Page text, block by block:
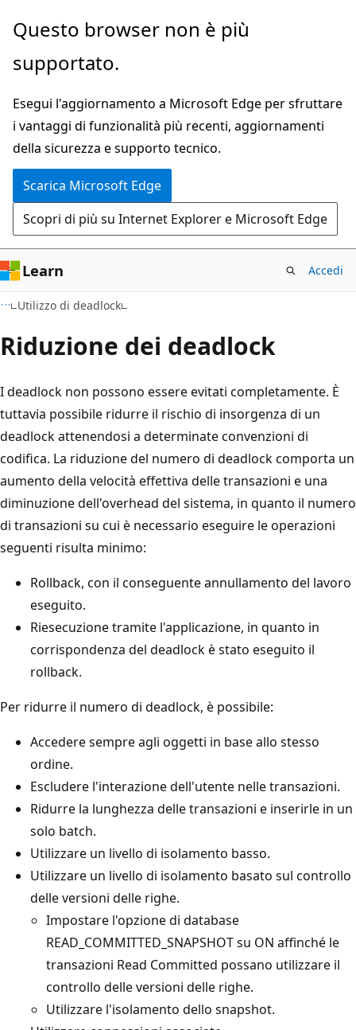
Ignora
passa
contenuto
principale
Questo browser non è più
supportato.
Esegui l'aggiornamento a Microsoft Edge per sfruttare
i vantaggi di funzionalità più recenti, aggiornamenti
della sicurezza e supporto tecnico.
Scarica Microsoft Edge
Scopri di più su Internet Explorer e Microsoft Edge
Learn Accedi
Utilizzo di deadlock
Riduzione dei deadlock
I deadlock non possono essere evitati completamente. È
tuttavia possibile ridurre il rischio di insorgenza di un
deadlock attenendosi a determinate convenzioni di
codifica. La riduzione del numero di deadlock comporta un
aumento della velocità effettiva delle transazioni e una
diminuzione dell'overhead del sistema, in quanto il numero
di transazioni su cui è necessario eseguire le operazioni
seguenti risulta minimo:
Rollback, con il conseguente annullamento del lavoro
eseguito.
Riesecuzione tramite l'applicazione, in quanto in
corrispondenza del deadlock è stato eseguito il
rollback.
Per ridurre il numero di deadlock, è possibile:
Accedere sempre agli oggetti in base allo stesso
ordine.
Escludere l'interazione dell'utente nelle transazioni.
Ridurre la lunghezza delle transazioni e inserirle in un
solo batch.
Utilizzare un livello di isolamento basso.
Utilizzare un livello di isolamento basato sul controllo
delle versioni delle righe.
Impostare l'opzione di database
READ_COMMITTED_SNAPSHOT su ON affinché le
transazioni Read Committed possano utilizzare il
controllo delle versioni delle righe.
Utilizzare l'isolamento dello snapshot.